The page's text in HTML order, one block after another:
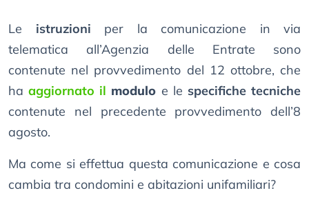
Le istruzioni per la comunicazione in via
telematica all’Agenzia delle Entrate sono
contenute nel provvedimento del 12 ottobre, che
haaggiornato il modulo e le specifiche tecniche
contenute nel precedente provvedimento dell’8
agosto.
Ma come si effettua questa comunicazione e cosa
cambia tra condomini e abitazioni unifamiliari?